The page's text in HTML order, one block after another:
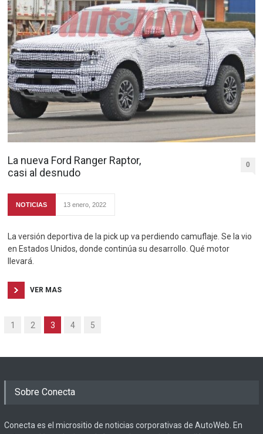
La nueva Ford Ranger Raptor,
casi al desnudo
0
NOTICIAS 13 enero, 2022
La versión deportiva de la pick up va perdiendo camuflaje. Se la vio
en Estados Unidos, donde continúa su desarrollo. Qué motor
llevará.
VER MAS
1 2 3 4 5
Sobre Conecta
Conecta es el micrositio de noticias corporativas de AutoWeb. En